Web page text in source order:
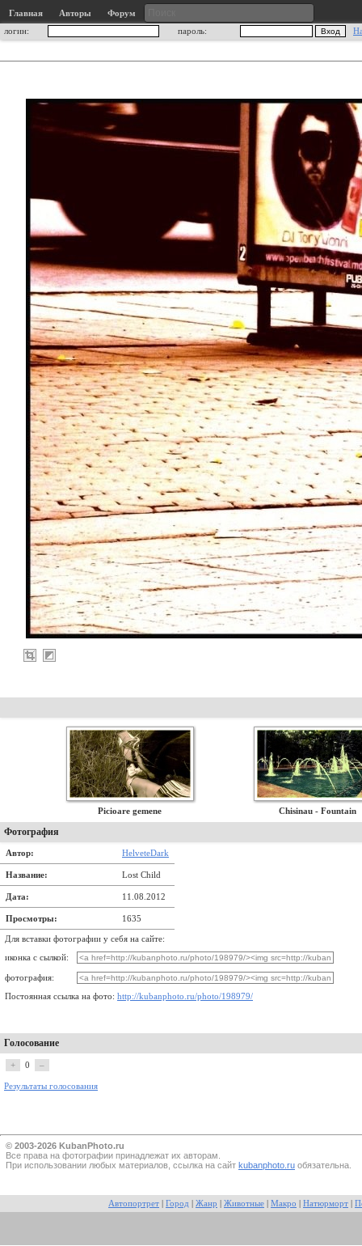
Главная Авторы
Форум
логин:
пароль:
Picioare gemene Chisinau - Fountain
Фотография
Автор: HelveteDark
Название: Lost Child
Дата: 11.08.2012
Просмотры: 1635
Для вставки фотографии у себя на сайте:
иконка с сылкой:
фотография:
Постоянная ссылка на фото: http://kubanphoto.ru/photo/198979/
Голосование
+ 0 –
Результаты голосования
© 2003-2026 KubanPhoto.ru
Все прaва на фотографии принадлежат их авторам.
При использовании любых материалов, ссылка на сайт kubanphoto.ru обязательна.
Автопортрет Город Жанр Животные Макро Натюрморт